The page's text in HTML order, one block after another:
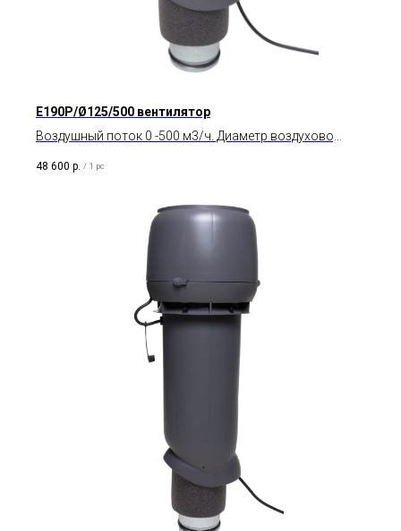
E190P/Ø125/500 вентилятор
Воздушный поток 0 -500 м3/ч. Диаметр воздуховода
48 600 р. / 1 pc